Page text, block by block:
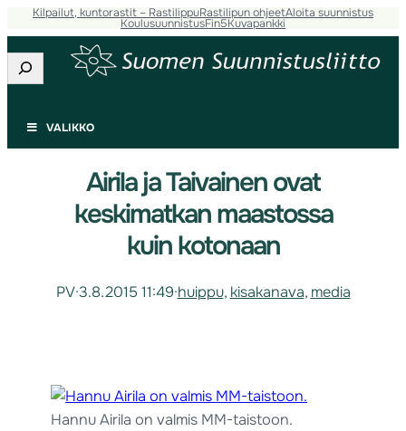
Kilpailut, kuntorastit – RastilippuRastilipun ohjeetAloita suunnistus
KoulusuunnistusFin5Kuvapankki
Etsi
VALIKKO
Airila ja Taivainen ovat
keskimatkan maastossa
kuin kotonaan
PV·3.8.2015 11:49·huippu, kisakanava, media
Hannu Airila on valmis MM-taistoon.